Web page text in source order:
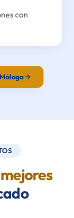
con
mejores